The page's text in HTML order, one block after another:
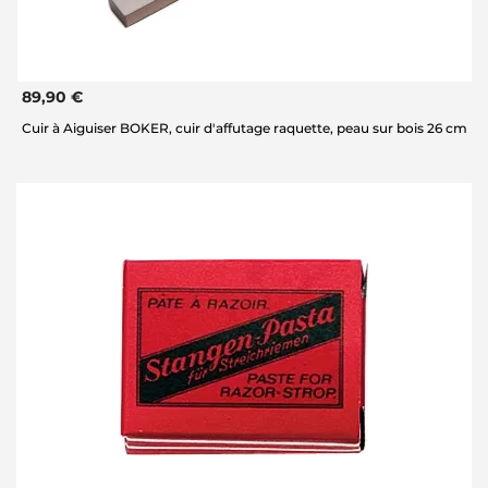
89,90 €
Cuir à Aiguiser BOKER, cuir d'affutage raquette, peau sur bois 26 cm